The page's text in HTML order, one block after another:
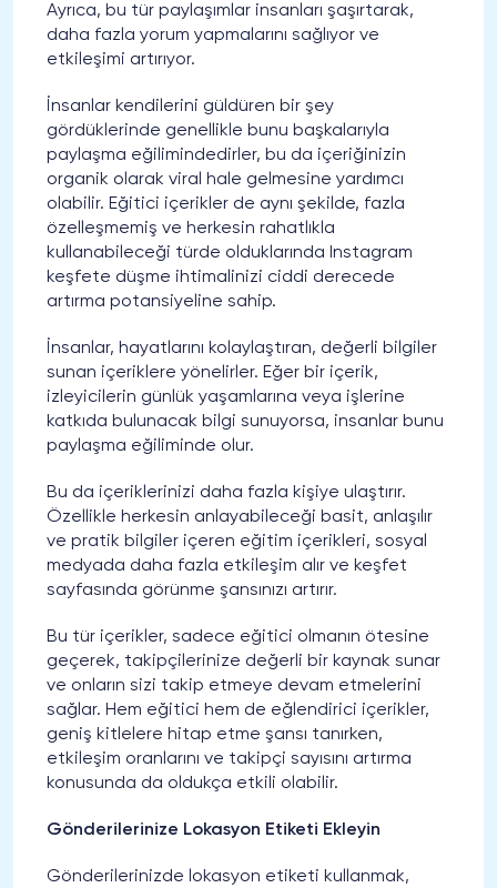
Ayrıca, bu tür paylaşımlar insanları şaşırtarak,
daha fazla yorum yapmalarını sağlıyor ve
etkileşimi artırıyor.
İnsanlar kendilerini güldüren bir şey
gördüklerinde genellikle bunu başkalarıyla
paylaşma eğilimindedirler, bu da içeriğinizin
organik olarak viral hale gelmesine yardımcı
olabilir. Eğitici içerikler de aynı şekilde, fazla
özelleşmemiş ve herkesin rahatlıkla
kullanabileceği türde olduklarında Instagram
keşfete düşme ihtimalinizi ciddi derecede
artırma potansiyeline sahip.
İnsanlar, hayatlarını kolaylaştıran, değerli bilgiler
sunan içeriklere yönelirler. Eğer bir içerik,
izleyicilerin günlük yaşamlarına veya işlerine
katkıda bulunacak bilgi sunuyorsa, insanlar bunu
paylaşma eğiliminde olur.
Bu da içeriklerinizi daha fazla kişiye ulaştırır.
Özellikle herkesin anlayabileceği basit, anlaşılır
ve pratik bilgiler içeren eğitim içerikleri, sosyal
medyada daha fazla etkileşim alır ve keşfet
sayfasında görünme şansınızı artırır.
Bu tür içerikler, sadece eğitici olmanın ötesine
geçerek, takipçilerinize değerli bir kaynak sunar
ve onların sizi takip etmeye devam etmelerini
sağlar. Hem eğitici hem de eğlendirici içerikler,
geniş kitlelere hitap etme şansı tanırken,
etkileşim oranlarını ve takipçi sayısını artırma
konusunda da oldukça etkili olabilir.
Gönderilerinize Lokasyon Etiketi Ekleyin
Gönderilerinizde lokasyon etiketi kullanmak,